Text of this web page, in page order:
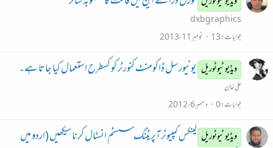
dxbgraphics
جوابات 13 نومبر 11، 2013
ویڈیو ٹیوٹوریل یونیورسل ڈاکومنٹ کنورٹر کو کسطرح استعمال کیا جاتا ہے۔
علی خان
جوابات 0 دسمبر 6، 2012
ویڈیو ٹیوٹوریل لینکس کمپیوٹر آپریٹنگ سسٹم انسٹال کرنا سیکھیں (اردو میں